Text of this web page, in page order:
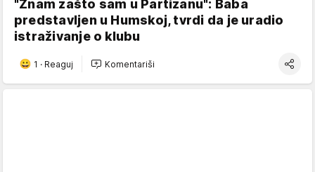
"Znam zašto sam u Partizanu": Baba
predstavljen u Humskoj, tvrdi da je uradio
istraživanje o klubu
1 · Reaguj Komentariši